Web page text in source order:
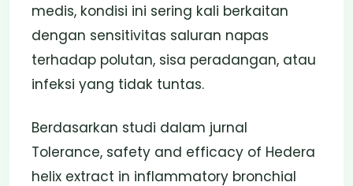
medis, kondisi ini sering kali berkaitan
dengan sensitivitas saluran napas
terhadap polutan, sisa peradangan, atau
infeksi yang tidak tuntas.
Berdasarkan studi dalam jurnal
Tolerance, safety and efficacy of Hedera
helix extract in inflammatory bronchial